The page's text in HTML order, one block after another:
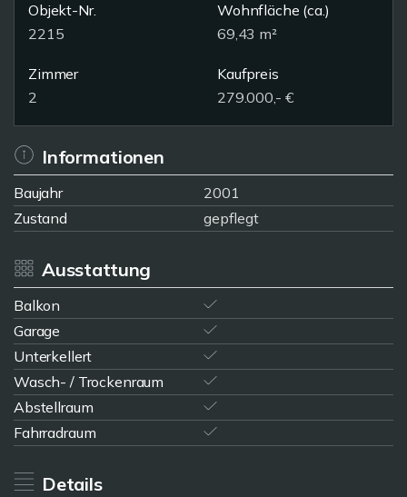
Objekt-Nr.
2215
Wohnfläche (ca.)
69,43 m²
Zimmer
2
Kaufpreis
279.000,- €
Informationen
Baujahr
2001
Zustand
gepflegt
Ausstattung
Balkon
Garage
Unterkellert
Wasch- / Trockenraum
Abstellraum
Fahrradraum
Details